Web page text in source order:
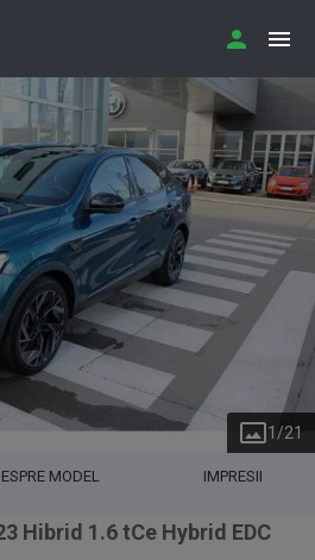
1/21
MODEL IMPRESII
Hibrid 1.6 tCe Hybrid EDC